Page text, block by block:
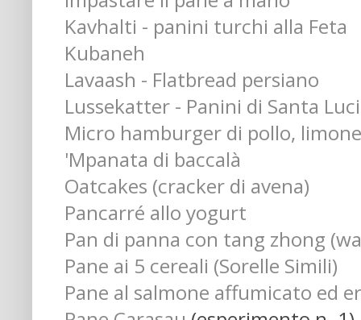
Kavhalti - panini turchi alla Feta
Kubaneh
Lavaash - Flatbread persiano
Lussekatter - Panini di Santa
Micro hamburger di pollo,
'Mpanata di baccalà
Oatcakes (cracker di avena)
Pancarré allo yogurt
Pan di panna con tang zhong
Pane ai 5 cereali (Sorelle Simili)
Pane al salmone affumicato ed